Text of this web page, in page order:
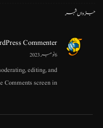
جڑواں شہر
Commenter
6 نومبر 2023
editing, and
screen in…